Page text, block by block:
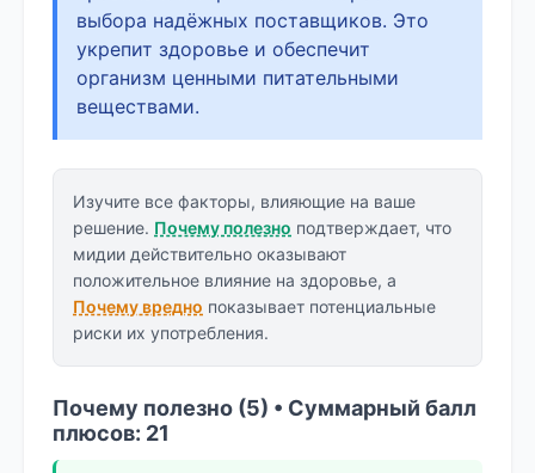
выбора надёжных поставщиков. Это
укрепит здоровье и обеспечит
организм ценными питательными
веществами.
Изучите все факторы, влияющие на ваше
решение. Почему полезно подтверждает, что
мидии действительно оказывают
положительное влияние на здоровье, а
Почему вредно показывает потенциальные
риски их употребления.
Почему полезно (5) • Суммарный балл
плюсов: 21